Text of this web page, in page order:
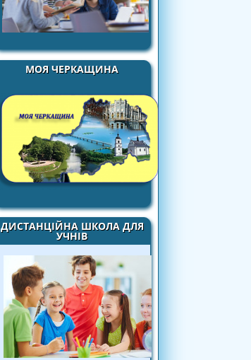
МОЯ ЧЕРКАЩИНА
ДИСТАНЦІЙНА ШКОЛА ДЛЯ
УЧНІВ